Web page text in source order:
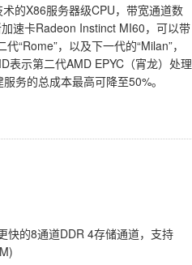
的X86服务器级CPU，带宽通道数
速卡Radeon Instinct MI60，可以带
“Rome”，以及下一代的“Milan”，
表示第二代AMD EPYC（宵龙）处理
务的总成本最高可降至50%。
快的8通道DDR 4存储通道，支持